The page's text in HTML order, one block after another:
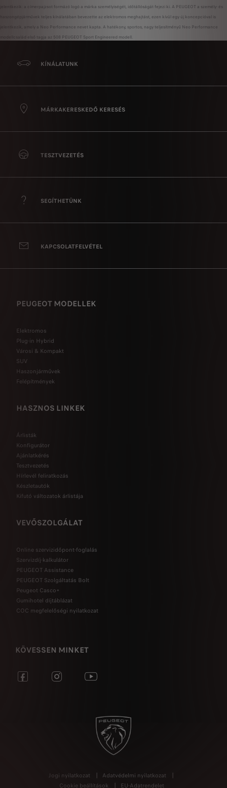
jelentkezik: a címerpajzsot formázó logó a márka személyiségét, időtállóságát fejezi ki. A PEUGEOT a személy- és
haszongépjárművek teljes kínálatában bevezette az elektromos meghajtást, ezen kívül egy új koncepcióval is
jelentkezik, amely a Neo Performance nevet kapta. A hatékony, sportos, nagy teljesítményű Neo Performance
modellcsalád első tagja az 508 PEUGEOT Sport Engineered modell.
KÍNÁLATUNK
MÁRKAKERESKEDŐ KERESÉS
TESZTVEZETÉS
SEGÍTHETÜNK
KAPCSOLATFELVÉTEL
PEUGEOT MODELLEK
Elektromos
Plug-in Hybrid
Városi & Kompakt
SUV
Haszonjárművek
Felépítmények
HASZNOS LINKEK
Árlisták
Konfigurátor
Ajánlatkérés
Tesztvezetés
Hírlevél feliratkozás
Készletautók
Kifutó változatok árlistája
VEVŐSZOLGÁLAT
Online szervizidőpont-foglalás
Szervizdíj-kalkulátor
PEUGEOT Assistance
PEUGEOT Szolgáltatás Bolt
Peugeot Casco+
Gumihotel díjtáblázat
COC megfelelőségi nyilatkozat
KÖVESSEN MINKET
Jogi nyilatkozat
Adatvédelmi nyilatkozat
Cookie beállítások
EU-Adatrendelet